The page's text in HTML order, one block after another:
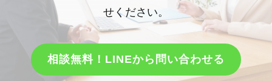
せください。
相談無料！LINEから問い合わせる